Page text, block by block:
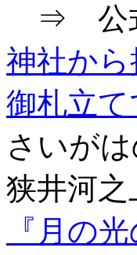
⇒ 公式
神社か
御札立
さいが
狭井河之
『月の